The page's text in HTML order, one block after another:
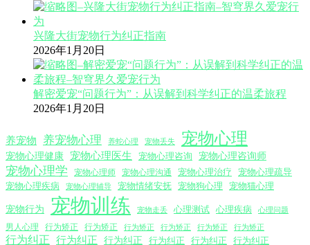
兴隆大街宠物行为纠正指南
2026年1月20日
解密爱宠“问题行为”：从误解到科学纠正的温柔旅程
2026年1月20日
养宠物 养宠物心理 养蛇心理 宠物丢失 宠物心理
宠物心理健康 宠物心理医生 宠物心理咨询 宠物心理咨询师
宠物心理学 宠物心理师 宠物心理沟通 宠物心理治疗
宠物心理疏导
宠物心理疾病
宠物心理辅导 宠物情绪安抚 宠物狗心理 宠物猫心理
宠物行为 宠物训练 宠物走丢 心理测试 心理疾病 心理问题
男人心理 行为矫正 行为矫正 行为矫正 行为矫正 行为矫正 行为矫正
行为纠正 行为纠正 行为纠正 行为纠正 行为纠正 行为纠正